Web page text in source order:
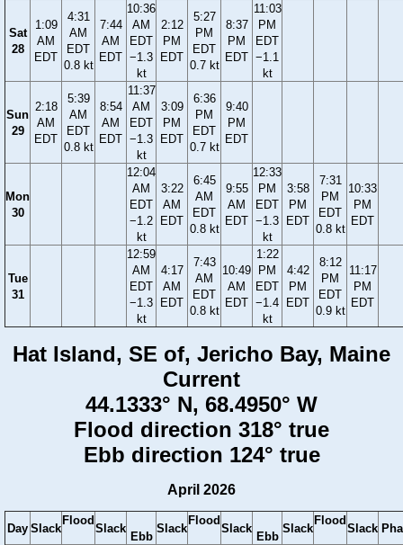
Sat
28
1:09
AM
EDT
4:31
AM
EDT
0.8 kt
7:44
AM
EDT
10:36
AM
EDT
−1.3
kt
2:12
PM
EDT
5:27
PM
EDT
0.7 kt
8:37
PM
EDT
11:03
PM
EDT
−1.1
kt
Sun
29
2:18
AM
EDT
5:39
AM
EDT
0.8 kt
8:54
AM
EDT
11:37
AM
EDT
−1.3
kt
3:09
PM
EDT
6:36
PM
EDT
0.7 kt
9:40
PM
EDT
Mon
30
12:04
AM
EDT
−1.2
kt
3:22
AM
EDT
6:45
AM
EDT
0.8 kt
9:55
AM
EDT
12:33
PM
EDT
−1.3
kt
3:58
PM
EDT
7:31
PM
EDT
0.8 kt
10:33
PM
EDT
Tue
31
12:59
AM
EDT
−1.3
kt
4:17
AM
EDT
7:43
AM
EDT
0.8 kt
10:49
AM
EDT
1:22
PM
EDT
−1.4
kt
4:42
PM
EDT
8:12
PM
EDT
0.9 kt
11:17
PM
EDT
Hat Island, SE of, Jericho Bay, Maine
Current
44.1333° N, 68.4950° W
Flood direction 318° true
Ebb direction 124° true
April 2026
Day Slack
Flood
Slack
Ebb
Slack
Flood
Slack
Ebb
Slack
Flood
Slack